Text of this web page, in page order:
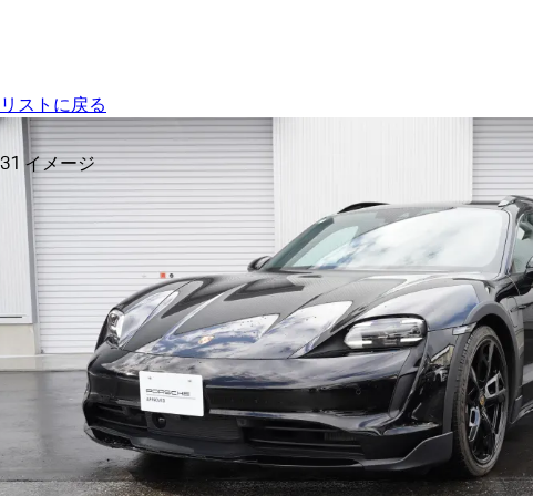
リストに戻る
31 イメージ